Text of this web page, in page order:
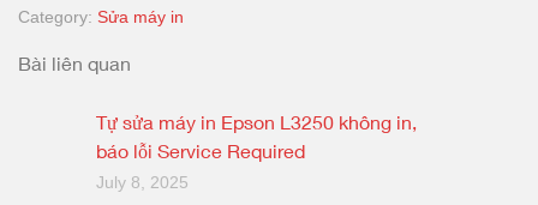
Category: Sửa máy in
Bài liên quan
Tự sửa máy in Epson L3250 không in,
báo lỗi Service Required
July 8, 2025